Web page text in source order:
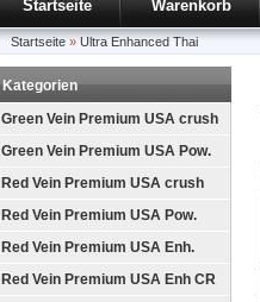
Startseite Warenkorb
Startseite » Ultra Enhanced Thai
Kategorien
Green Vein Premium USA crush
Green Vein Premium USA Pow.
Red Vein Premium USA crush
Red Vein Premium USA Pow.
Red Vein Premium USA Enh.
Red Vein Premium USA Enh CR